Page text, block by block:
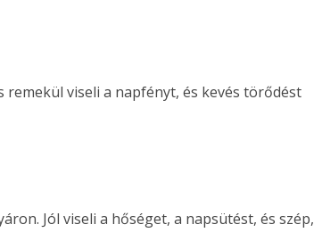
viseli a napfényt, és kevés törődést
Jól viseli a hőséget, a napsütést, és szép,